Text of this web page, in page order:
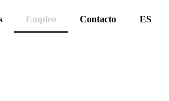
Empleo Contacto ES